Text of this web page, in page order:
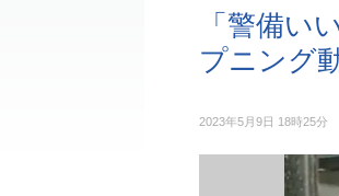
「警備い
プニング
2023年5月9日 18時25分